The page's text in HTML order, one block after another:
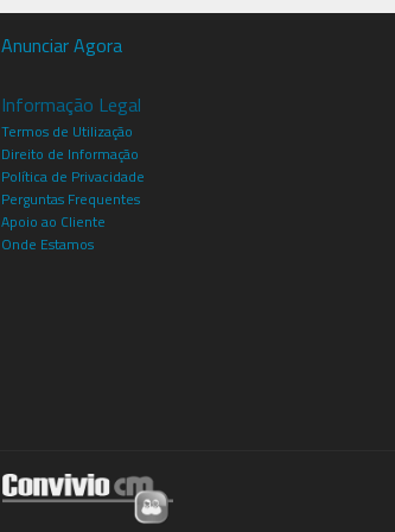
Anunciar Agora
Informação Legal
Termos de Utilização
Direito de Informação
Política de Privacidade
Perguntas Frequentes
Apoio ao Cliente
Onde Estamos